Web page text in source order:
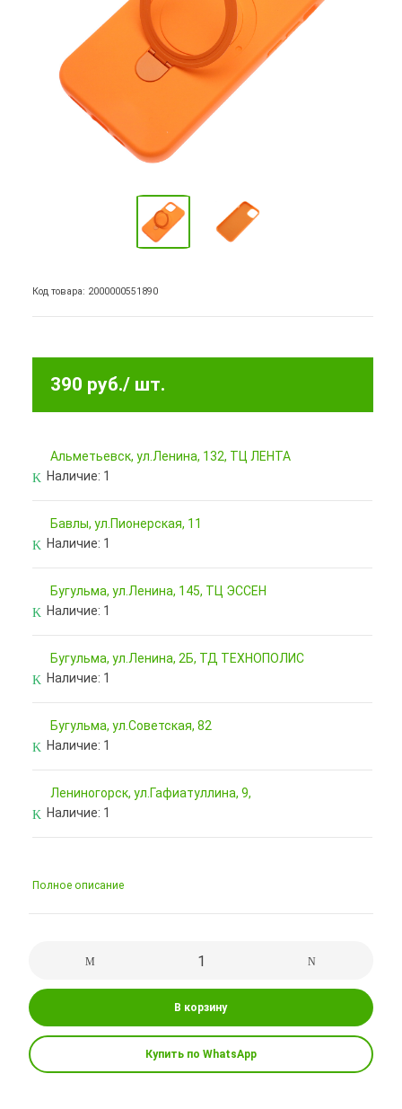
Код товара: 2000000551890
390 руб./ шт.
Альметьевск, ул.Ленина, 132, ТЦ ЛЕНТА
Наличие: 1
Бавлы, ул.Пионерская, 11
Наличие: 1
Бугульма, ул.Ленина, 145, ТЦ ЭССЕН
Наличие: 1
Бугульма, ул.Ленина, 2Б, ТД ТЕХНОПОЛИС
Наличие: 1
Бугульма, ул.Советская, 82
Наличие: 1
Лениногорск, ул.Гафиатуллина, 9,
Наличие: 1
Полное описание
В корзину
Купить по WhatsApp